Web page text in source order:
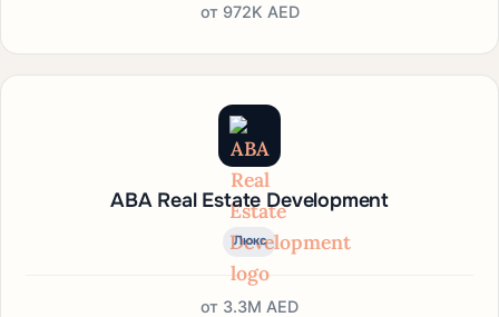
от 972K AED
ABA Real Estate Development
Люкс
от 3.3M AED